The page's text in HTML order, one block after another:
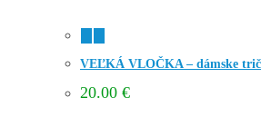
VEĽKÁ VLOČKA – dámske
20.00 €